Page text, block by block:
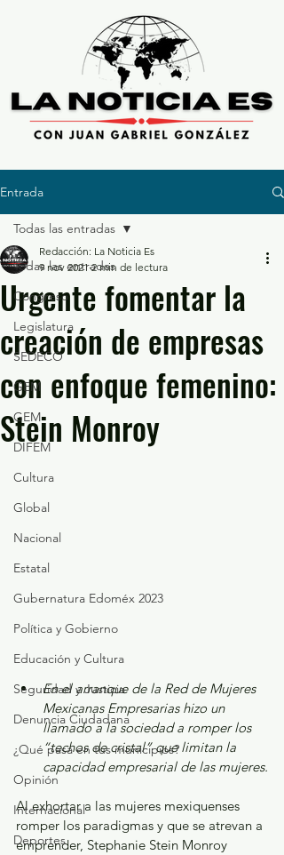
Entrada
Todas las entradas
Congreso
Legislatura
SEDECO
GEM
GEM
DIFEM
Cultura
Global
Nacional
Estatal
Gubernatura Edoméx 2023
Política y Gobierno
Educación y Cultura
Seguridad y Justicia
Denuncia Ciudadana
¿Qué pasa en tus municipios?
Opinión
Internacional
Deportes
Todas las entradas
Urgente fomentar la
creación de empresas
con enfoque femenino:
Stein Monroy
Redacción: La Noticia Es
9 nov 2021 2 min de lectura
En el arranque de la Red de Mujeres
Mexicanas Empresarias hizo un
llamado a la sociedad a romper los
“techos de cristal” que limitan la
capacidad empresarial de las mujeres.
Al exhortar a las mujeres mexiquenses
romper los paradigmas y que se atrevan a
emprender, Stephanie Stein Monroy